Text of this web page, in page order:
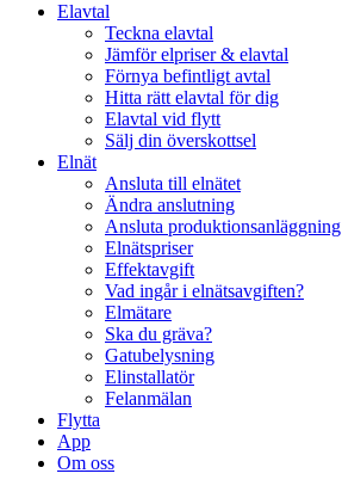
Elavtal
Teckna elavtal
Jämför elpriser & elavtal
Förnya befintligt avtal
Hitta rätt elavtal för dig
Elavtal vid flytt
Sälj din överskottsel
Elnät
Ansluta till elnätet
Ändra anslutning
Ansluta produktionsanläggning
Elnätspriser
Effektavgift
Vad ingår i elnätsavgiften?
Elmätare
Ska du gräva?
Gatubelysning
Elinstallatör
Felanmälan
Flytta
App
Om oss